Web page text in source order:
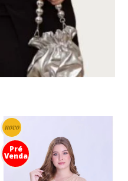
novo
Pré
Venda